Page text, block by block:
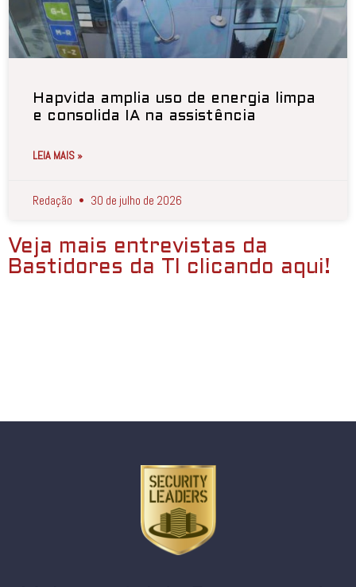
Hapvida amplia uso de energia limpa
e consolida IA na assistência
LEIA MAIS »
Redação 30 de julho de 2026
Veja mais entrevistas da
Bastidores da TI clicando aqui!